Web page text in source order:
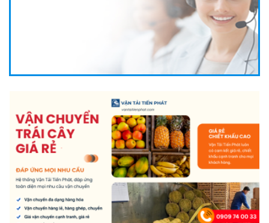
DỊCH VỤ VẬN CHUYỂN TRÁI CÂY CẦN THƠ ĐI TPHCM
GIÁ RẺ, UY TÍN